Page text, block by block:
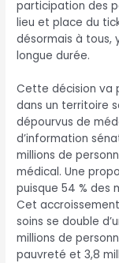
participation des
lieu et place du
désormais à tous,
longue durée.
Cette décision va
dans un territoire
dépourvus de
d’information
millions de
médical. Une
puisque 54 % des
Cet
soins se double
millions de
pauvreté et 3,8